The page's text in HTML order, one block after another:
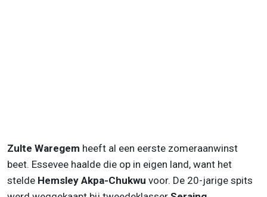
Zulte Waregem heeft al een eerste zomeraanwinst
beet. Essevee haalde die op in eigen land, want het
stelde Hemsley Akpa-Chukwu voor. De 20-jarige spits